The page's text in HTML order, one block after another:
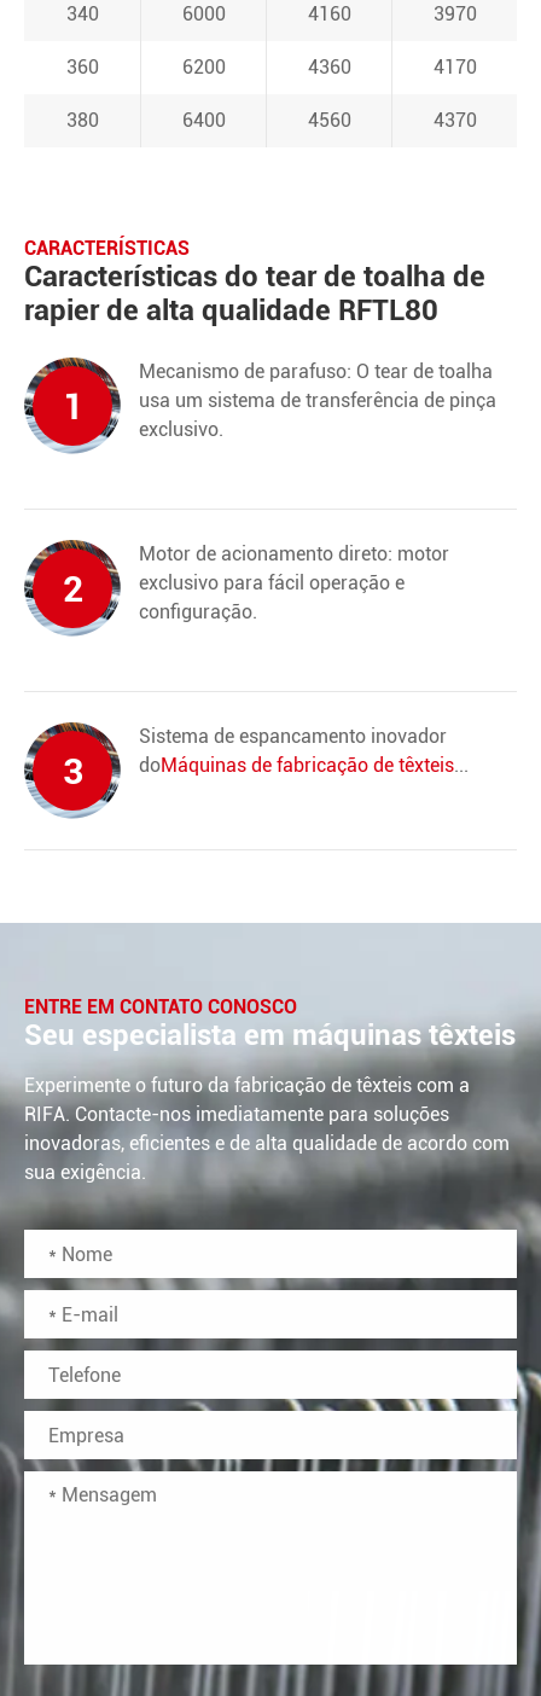
340 6000 4160 3970
360 6200 4360 4170
380 6400 4560 4370
CARACTERÍSTICAS
Características do tear de toalha de
rapier de alta qualidade RFTL80
1
Mecanismo de parafuso: O tear de toalha
usa um sistema de transferência de pinça
exclusivo.
2
Motor de acionamento direto: motor
exclusivo para fácil operação e
configuração.
3
Sistema de espancamento inovador
doMáquinas de fabricação de têxteis...
ENTRE EM CONTATO CONOSCO
Seu especialista em máquinas têxteis
Experimente o futuro da fabricação de têxteis com a
RIFA. Contacte-nos imediatamente para soluções
inovadoras, eficientes e de alta qualidade de acordo com
sua exigência.